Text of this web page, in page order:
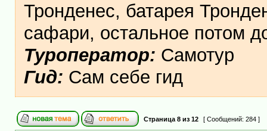
Тронденес, батарея
сафари, остальное потом
Туроператор: Самотур
Гид: Сам себе гид
Страница 8 из 12 [ Сообщений: 284 ]